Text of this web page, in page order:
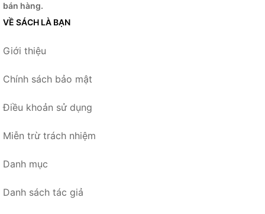
bán hàng.
VỀ SÁCH LÀ BẠN
Giới thiệu
Chính sách bảo mật
Điều khoản sử dụng
Miễn trừ trách nhiệm
Danh mục
Danh sách tác giả